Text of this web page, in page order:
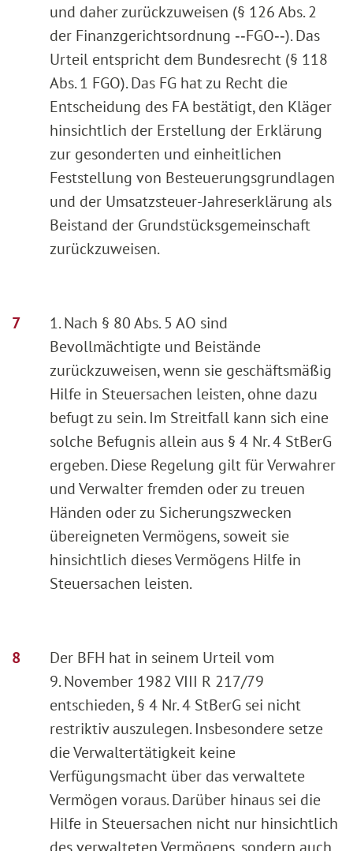
und daher zurückzuweisen (§ 126 Abs. 2
der Finanzgerichtsordnung ‑‑FGO‑‑). Das
Urteil entspricht dem Bundesrecht (§ 118
Abs. 1 FGO). Das FG hat zu Recht die
Entscheidung des FA bestätigt, den Kläger
hinsichtlich der Erstellung der Erklärung
zur gesonderten und einheitlichen
Feststellung von Besteuerungsgrundlagen
und der Umsatzsteuer-Jahreserklärung als
Beistand der Grundstücksgemeinschaft
zurückzuweisen.
1. Nach § 80 Abs. 5 AO sind
Bevollmächtigte und Beistände
zurückzuweisen, wenn sie geschäftsmäßig
Hilfe in Steuersachen leisten, ohne dazu
befugt zu sein. Im Streitfall kann sich eine
solche Befugnis allein aus § 4 Nr. 4 StBerG
ergeben. Diese Regelung gilt für Verwahrer
und Verwalter fremden oder zu treuen
Händen oder zu Sicherungszwecken
übereigneten Vermögens, soweit sie
hinsichtlich dieses Vermögens Hilfe in
Steuersachen leisten.
Der BFH hat in seinem Urteil vom
9. November 1982 VIII R 217/79
entschieden, § 4 Nr. 4 StBerG sei nicht
restriktiv auszulegen. Insbesondere setze
die Verwaltertätigkeit keine
Verfügungsmacht über das verwaltete
Vermögen voraus. Darüber hinaus sei die
Hilfe in Steuersachen nicht nur hinsichtlich